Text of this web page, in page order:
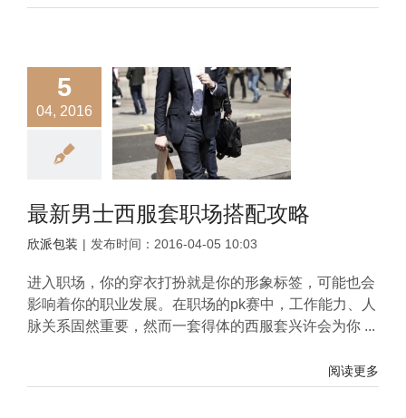
5
04, 2016
最新男士西服套职场搭配攻略
欣派包装 | 发布时间：2016-04-05 10:03
进入职场，你的穿衣打扮就是你的形象标签，可能也会
影响着你的职业发展。在职场的pk赛中，工作能力、人
脉关系固然重要，然而一套得体的西服套兴许会为你 ...
阅读更多